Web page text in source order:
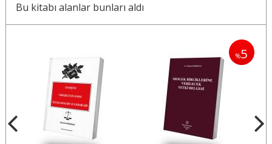
Bu kitabı alanlar bunları aldı
%5